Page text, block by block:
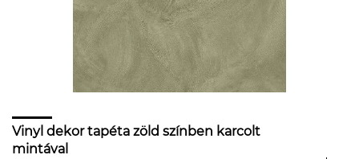
Vinyl dekor tapéta zöld színben karcolt
mintával